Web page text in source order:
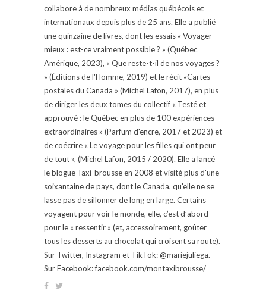
collabore à de nombreux médias québécois et
internationaux depuis plus de 25 ans. Elle a publié
une quinzaine de livres, dont les essais « Voyager
mieux : est-ce vraiment possible ? » (Québec
Amérique, 2023), « Que reste-t-il de nos voyages ?
» (Éditions de l'Homme, 2019) et le récit «Cartes
postales du Canada » (Michel Lafon, 2017), en plus
de diriger les deux tomes du collectif « Testé et
approuvé : le Québec en plus de 100 expériences
extraordinaires » (Parfum d'encre, 2017 et 2023) et
de coécrire « Le voyage pour les filles qui ont peur
de tout », (Michel Lafon, 2015 / 2020). Elle a lancé
le blogue Taxi-brousse en 2008 et visité plus d'une
soixantaine de pays, dont le Canada, qu'elle ne se
lasse pas de sillonner de long en large. Certains
voyagent pour voir le monde, elle, c’est d’abord
pour le « ressentir » (et, accessoirement, goûter
tous les desserts au chocolat qui croisent sa route).
Sur Twitter, Instagram et TikTok: @mariejuliega.
Sur Facebook: facebook.com/montaxibrousse/